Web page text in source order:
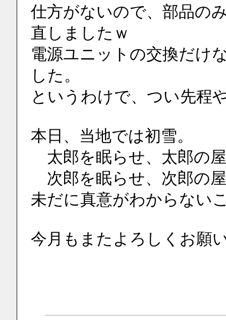
仕方がないので、部品の
直しましたｗ
電源ユニットの交換だけ
した。
というわけで、つい先程
本日、当地では初雪。
太郎を眠らせ、太郎の
次郎を眠らせ、次郎の
未だに真意がわからない
今月もまたよろしくお願